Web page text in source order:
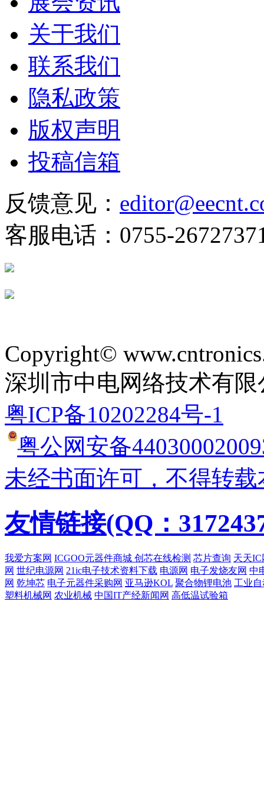
关于我们
联系我们
隐私政策
版权声明
投稿信箱
反馈意见：
客服电话：0755-
Copyright©
深圳市中电网络技术有
粤ICP备10202284号-1
粤公网安备
未经书面许可，不得转
友情链接(QQ：
我爱方案网 ICGOO元器件商城 创芯在线检测 芯片查询 天天IC
网 世纪电源网 21ic电子技术资料下载 电源网 电子发烧友网 中
网 乾坤芯 电子元器件采购网 亚马逊KOL 聚合物锂电池 工业
塑料机械网 农业机械 中国IT产经新闻网 高低温试验箱